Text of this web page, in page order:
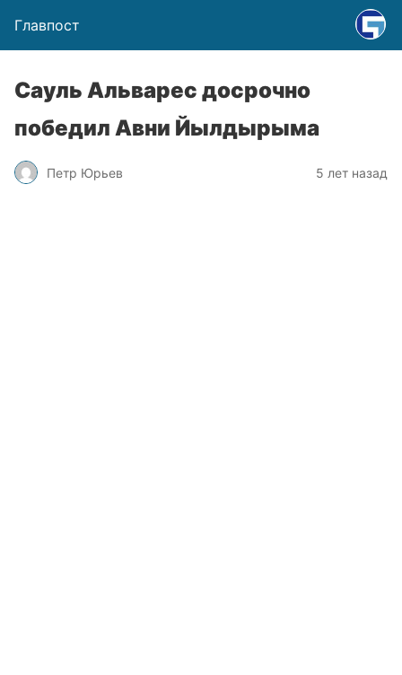
Главпост
Сауль Альварес досрочно
победил Авни Йылдырыма
Петр Юрьев 5 лет назад